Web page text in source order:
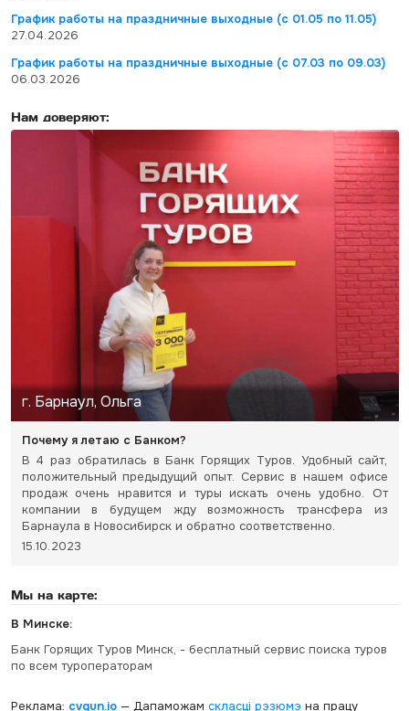
График работы на праздничные выходные (с 01.05 по 11.05)
27.04.2026
График работы на праздничные выходные (с 07.03 по 09.03)
06.03.2026
Нам доверяют:
г. Барнаул, Ольга
Почему я летаю с Банком?
В 4 раз обратилась в Банк Горящих Туров. Удобный сайт,
положительный предыдущий опыт. Сервис в нашем офисе
продаж очень нравится и туры искать очень удобно. От
компании в будущем жду возможность трансфера из
Барнаула в Новосибирск и обратно соответственно.
15.10.2023
Мы на карте:
В Минске:
Банк Горящих Туров Минск, - бесплатный сервис поиска туров
по всем туроператорам
Реклама: cvgun.io— Дапаможам скласці рэзюмэ на працу